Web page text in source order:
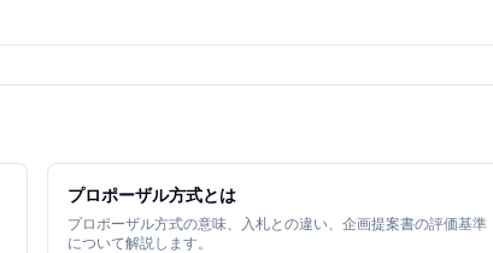
プロポーザル方式とは
プロポーザル方式の意味、入札との違い、企画提案書の評価基準
について解説します。